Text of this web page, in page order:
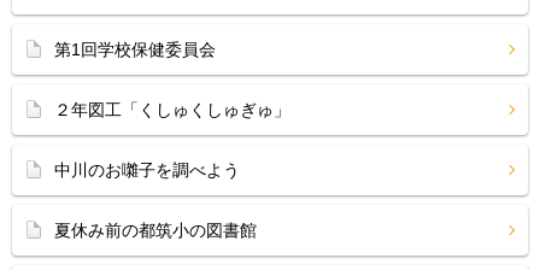
第1回学校保健委員会
２年図工「くしゅくしゅぎゅ」
中川のお囃子を調べよう
夏休み前の都筑小の図書館